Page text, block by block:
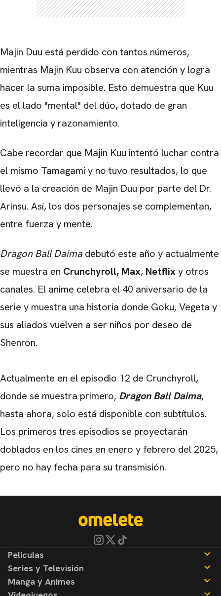
Majin Duu está perdido con tantos números,
mientras Majin Kuu observa con atención y logra
hacer la suma imposible. Esto demuestra que Kuu
es el lado "mental" del dúo, dotado de gran
inteligencia y razonamiento.
Cabe recordar que Majin Kuu intentó luchar contra
el mismo Tamagami y no tuvo resultados, lo que
llevó a la creación de Majin Duu por parte del Dr.
Arinsu. Así, los dos personajes se complementan,
entre fuerza y ​​mente.
Dragon Ball Daimadebutó este año y actualmente
se muestra en Crunchyroll, Max, Netflixy otros
canales. El anime celebra el 40 aniversario de la
serie y muestra una historia donde Goku, Vegeta y
sus aliados vuelven a ser niños por deseo de
Shenron.
Actualmente en el episodio 12 de Crunchyroll,
donde se muestra primero, Dragon Ball Daima,
hasta ahora, solo está disponible con subtítulos.
Los primeros tres episodios se proyectarán
doblados en los cines en enero y febrero del 2025,
pero no hay fecha para su transmisión.
CARREGANDO PUBLICIDADE
Peliculas
Noticias
Reseñas
Series y Televisión
Noticias
Manga y Animes